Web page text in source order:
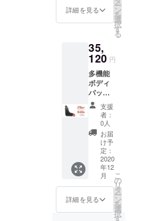
ては一
もござ
いま
す。ご
了承く
ださ
い。
x1 ※お
届け予
定は、
配送状
況によ
り遅れ
る可能
性もご
ざいま
す。 ※
送料込
の価格
となり
ます。
※商品の
仕様、
デザイ
ンに関
しまし
ては一
詳細を見る ー
ン
を
選
択
す
る
35,
120 円
多機能
ボディ
バッグ
「Orion
」4セッ
トのお
届けで
す。 【
1セット
の詳細
】 ・本
体x1 ・
説明書
x1 ※お
届け予
定は、
支援
者：
0人
お届
け予
定：
2020
年12
月
詳細を見る
こ
の
リ
タ
ー
ン
を
選
択
す